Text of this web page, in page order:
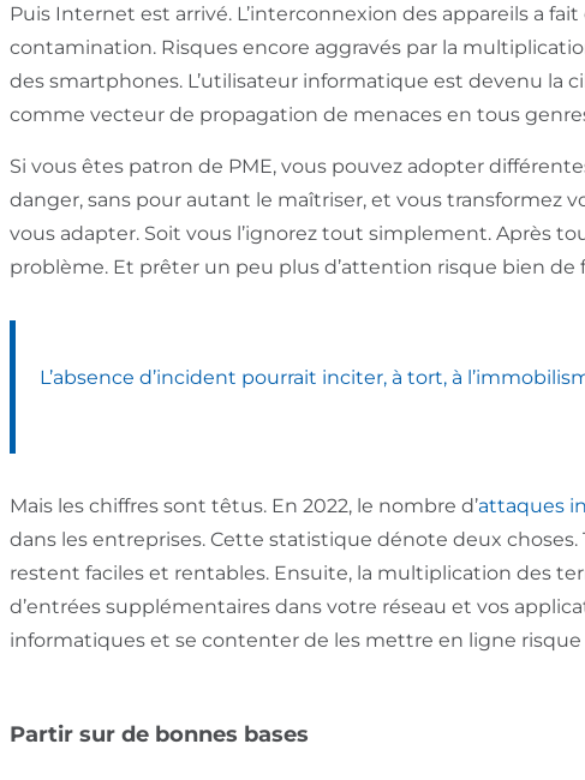
Puis Internet est arrivé. L’interconnexion des appareils a
contamination. Risques encore aggravés par la
des smartphones. L’utilisateur informatique est devenu la
comme vecteur de propagation de menaces en tous
Si vous êtes patron de PME, vous pouvez adopter
danger, sans pour autant le maîtriser, et vous transformez
vous adapter. Soit vous l’ignorez tout simplement. Après
problème. Et prêter un peu plus d’attention risque bien de
L’absence d’incident pourrait inciter, à tort, à
Mais les chiffres sont têtus. En 2022, le nombre d’attaques
dans les entreprises. Cette statistique dénote deux
restent faciles et rentables. Ensuite, la multiplication des
d’entrées supplémentaires dans votre réseau et vos
informatiques et se contenter de les mettre en ligne
Partir sur de bonnes bases